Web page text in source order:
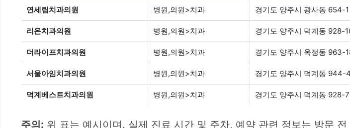
연세림치과의원 병원,의원>치과 경기도 양주시 광사동 654-
리온치과의원 병원,의원>치과 경기도 양주시 덕계동 928-
더라이프치과의원 병원,의원>치과 경기도 양주시 옥정동 963-
서울아임치과의원 병원,의원>치과 경기도 양주시 덕계동
덕계베스트치과의원 병원,의원>치과 경기도 양주시 덕계동 928-
주의: 위 표는 예시이며, 실제 진료 시간 및 주차, 예약 관련 정보는 방문